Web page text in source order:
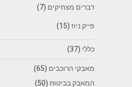
דברים מצחיקים (7)
פייק ניוז(15)
כללי (37)
מאבקי הרוכבים (65)
המאבק בביטוח (50)